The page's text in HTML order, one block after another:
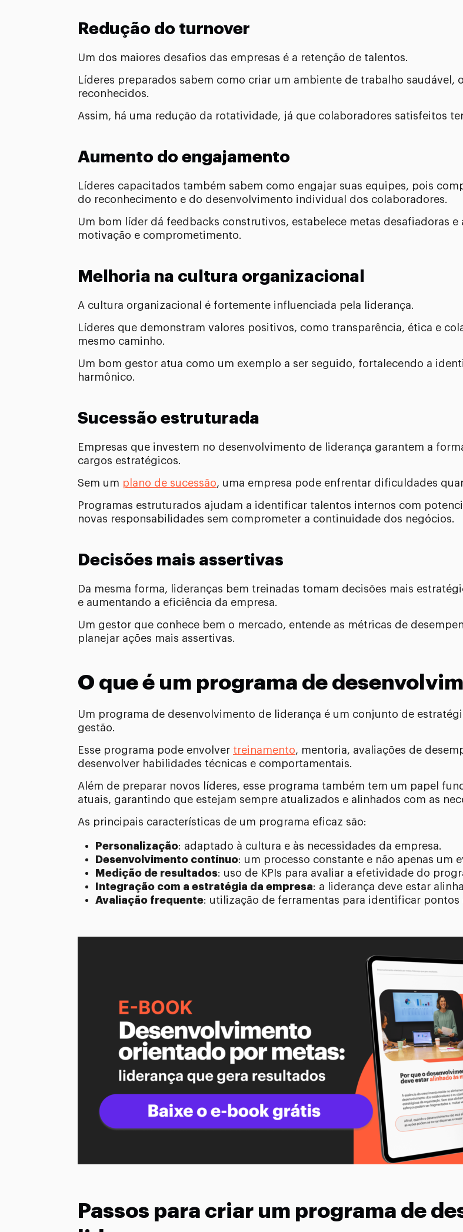
Redução do turnover
Um dos maiores desafios das empresas é a retenção de talentos.
Líderes preparados sabem como criar um ambiente de trabalho saudável,
reconhecidos.
Assim, há uma redução da rotatividade, já que colaboradores satisfeitos
Aumento do engajamento
Líderes capacitados também sabem como engajar suas equipes, pois
do reconhecimento e do desenvolvimento individual dos colaboradores.
Um bom líder dá feedbacks construtivos, estabelece metas desafiadoras
motivação e comprometimento.
Melhoria na cultura organizacional
A cultura organizacional é fortemente influenciada pela liderança.
Líderes que demonstram valores positivos, como transparência, ética e
mesmo caminho.
Um bom gestor atua como um exemplo a ser seguido, fortalecendo a
harmônico.
Sucessão estruturada
Empresas que investem no desenvolvimento de liderança garantem a
cargos estratégicos.
Sem um plano de sucessão, uma empresa pode enfrentar dificuldades
Programas estruturados ajudam a identificar talentos internos com
novas responsabilidades sem comprometer a continuidade dos negócios.
Decisões mais assertivas
Da mesma forma, lideranças bem treinadas tomam decisões mais
e aumentando a eficiência da empresa.
Um gestor que conhece bem o mercado, entende as métricas de
planejar ações mais assertivas.
O que é um programa de
Um programa de desenvolvimento de liderança é um conjunto de
gestão.
Esse programa pode envolver treinamento, mentoria, avaliações de
desenvolver habilidades técnicas e comportamentais.
Além de preparar novos líderes, esse programa também tem um papel
atuais, garantindo que estejam sempre atualizados e alinhados com as
As principais características de um programa eficaz são:
Personalização: adaptado à cultura e às necessidades da empresa.
Desenvolvimento contínuo: um processo constante e não apenas um
Medição de resultados: uso de KPIs para avaliar a efetividade do
Integração com a estratégia da empresa: a liderança deve estar
Avaliação frequente: utilização de ferramentas para identificar pontos
Passos para criar um programa de